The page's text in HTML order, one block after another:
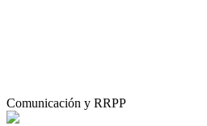
Comunicación y RRPP